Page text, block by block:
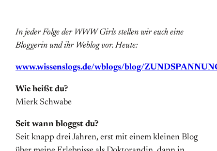
In jeder Folge der WWW Girls stellen wir euch eine
Bloggerin und ihr Weblog vor. Heute:
www.wissenslogs.de/wblogs/blog/
Wie heißt du?
Mierk Schwabe
Seit wann bloggst du?
Seit knapp drei Jahren, erst mit einem kleinen Blog